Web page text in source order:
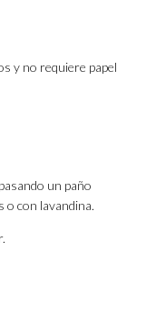
y no requiere papel
un paño
o con lavandina.